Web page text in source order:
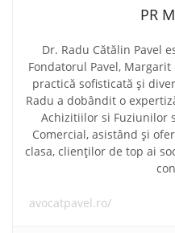
PR
Dr. Radu Cătălin Pavel
Fondatorul Pavel,
practică sofisticată și
Radu a dobândit o
Achizitiilor si Fuziunilor
Comercial, asistând și
clasa, clienților de top ai
avocatpavel.ro/